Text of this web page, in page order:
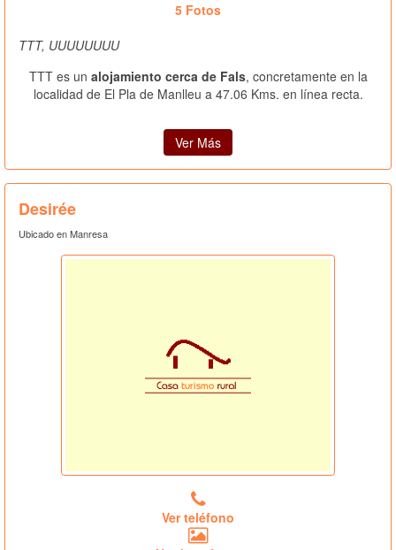
5 Fotos
TTT, UUUUUUUU
TTT es un alojamiento cerca de Fals, concretamente en la
localidad de El Pla de Manlleu a 47.06 Kms. en línea recta.
Ver Más
Desirée
Ubicado en Manresa
Ver teléfono